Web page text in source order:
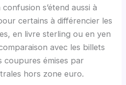
s’étend aussi à
certains à différencier les
en livre sterling ou en yen
avec les billets
coupures émises par
hors zone euro.